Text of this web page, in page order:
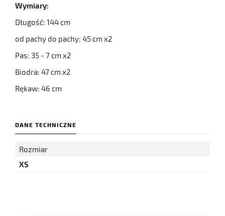
Wymiary:
Długość: 144 cm
od pachy do pachy: 45 cm x2
Pas: 35 - 7 cm x2
Biodra: 47 cm x2
Rękaw: 46 cm
DANE TECHNICZNE
Rozmiar
XS